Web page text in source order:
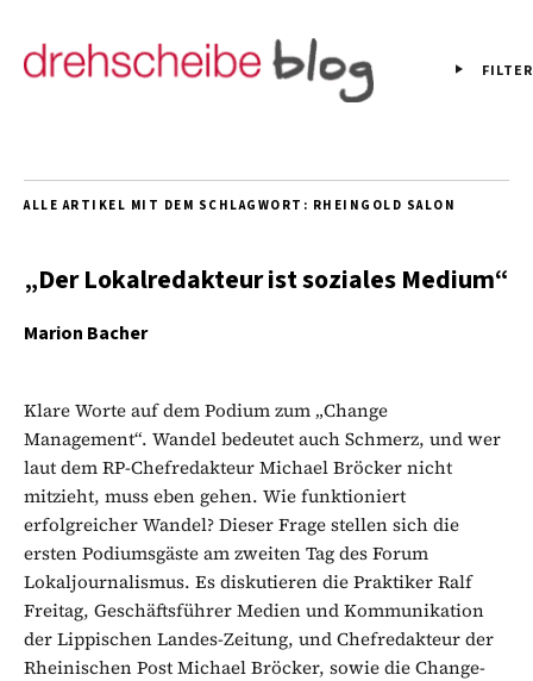
FILTER
ALLE ARTIKEL MIT DEM SCHLAGWORT: RHEINGOLD SALON
„Der Lokalredakteur ist soziales Medium“
Marion Bacher
Klare Worte auf dem Podium zum „Change
Management“. Wandel bedeutet auch Schmerz, und wer
laut dem RP-Chefredakteur Michael Bröcker nicht
mitzieht, muss eben gehen. Wie funktioniert
erfolgreicher Wandel? Dieser Frage stellen sich die
ersten Podiumsgäste am zweiten Tag des Forum
Lokaljournalismus. Es diskutieren die Praktiker Ralf
Freitag, Geschäftsführer Medien und Kommunikation
der Lippischen Landes-Zeitung, und Chefredakteur der
Rheinischen Post Michael Bröcker, sowie die Change-